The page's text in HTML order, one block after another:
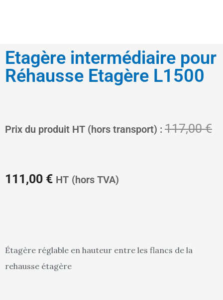
Etagère intermédiaire pour
Réhausse Etagère L1500
Prix du produit HT (hors transport) : 117,00€
111,00 €
Le
prix
HT (hors TVA)
Étagère réglable en hauteur entre les flancs de la
rehausse étagère